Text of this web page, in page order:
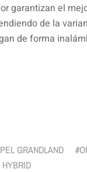
garantizan el
de la
de forma
GRANDLAND